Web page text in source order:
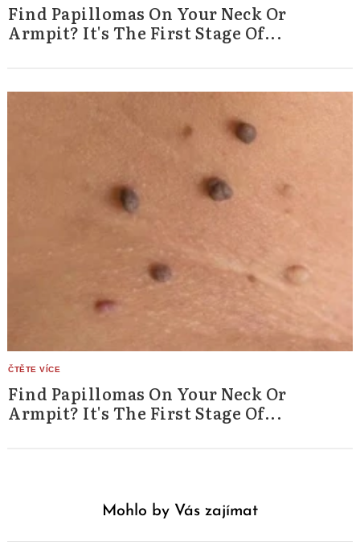
Find Papillomas On Your Neck Or
Armpit? It's The First Stage Of...
Find Papillomas On Your Neck Or
Armpit? It's The First Stage Of...
Mohlo by Vás zajímat